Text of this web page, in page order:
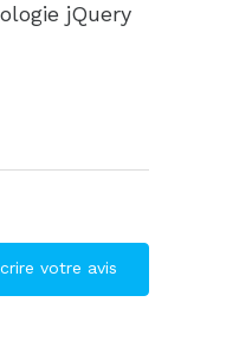
jQuery
votre avis